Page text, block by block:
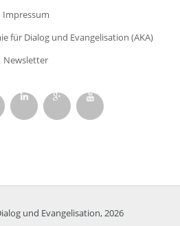
Impressum
für Dialog und Evangelisation (AKA)
Newsletter
und Evangelisation, 2026